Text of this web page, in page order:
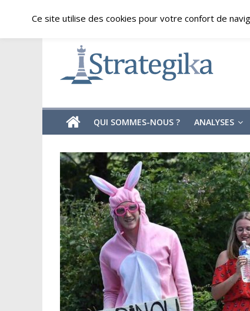
content
dimanche, août 9, 2026
Strategika
Expertise
Analyses
géostratégiques
QUI SOMMES-NOUS ? ANALYSES
Ce site utilise des cookies pour votre confort de